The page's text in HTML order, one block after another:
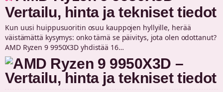
Vertailu, hinta ja tekniset tiedot
Kun uusi huippusuoritin osuu kauppojen hyllyille, herää
väistämättä kysymys: onko tämä se päivitys, jota olen odottanut?
AMD Ryzen 9 9950X3D yhdistää 16…